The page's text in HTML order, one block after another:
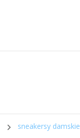
sneakersy damskie